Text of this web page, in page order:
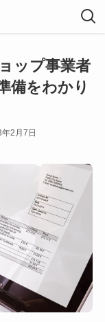
ップ事業者
備をわかり
2月7日